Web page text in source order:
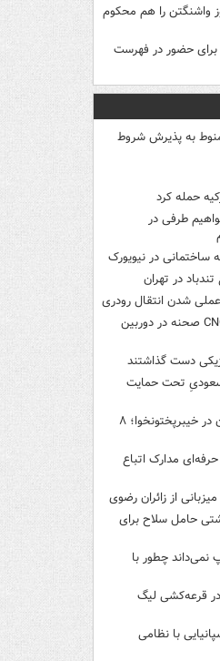
واشنگتن را هم محکوم
برای حضور در فهرست
به پذیرش شروط
حمله کرد
طرفی در
ساختمانی در نیویورک
در تهران
شدن انتقال رودری
لحظه انفجار جایگاه CNG صحنه در دوربین
دست گذاشتند
تحت حمایت
عملیات ارتش پاکستان در خیبرپختونخوا؛ ۸
مدارک اتباع
از زائران رضوی
حامل سلاح برای
نمی‌داند چطور با
قرعه‌کشی لیگ
با نظامی